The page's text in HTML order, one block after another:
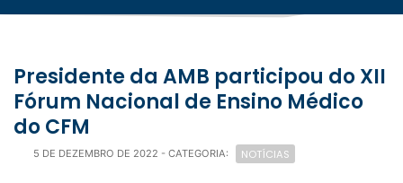
Presidente da AMB participou do XII
Fórum Nacional de Ensino Médico
do CFM
5 DE DEZEMBRO DE 2022 - CATEGORIA: NOTÍCIAS